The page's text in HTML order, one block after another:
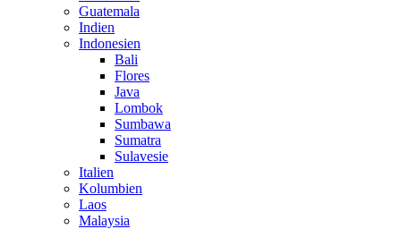
Guatemala
Indien
Indonesien
Bali
Flores
Java
Lombok
Sumbawa
Sumatra
Sulavesie
Italien
Kolumbien
Laos
Malaysia